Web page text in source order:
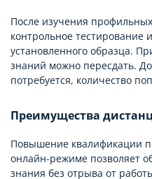
После изучения
контрольное тестирование
установленного образца.
знаний можно пересдать.
потребуется, количество
Преимущества
Повышение квалификации
онлайн-режиме позволяет
знания без отрыва от